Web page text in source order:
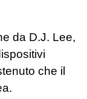
da D.J. Lee,
che il